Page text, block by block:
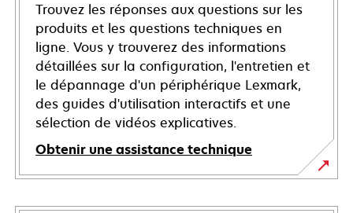
Trouvez les réponses aux questions sur les
produits et les questions techniques en
ligne. Vous y trouverez des informations
détaillées sur la configuration, l'entretien et
le dépannage d'un périphérique Lexmark,
des guides d'utilisation interactifs et une
sélection de vidéos explicatives.
Obtenir une assistance technique
s’ouvre
dans